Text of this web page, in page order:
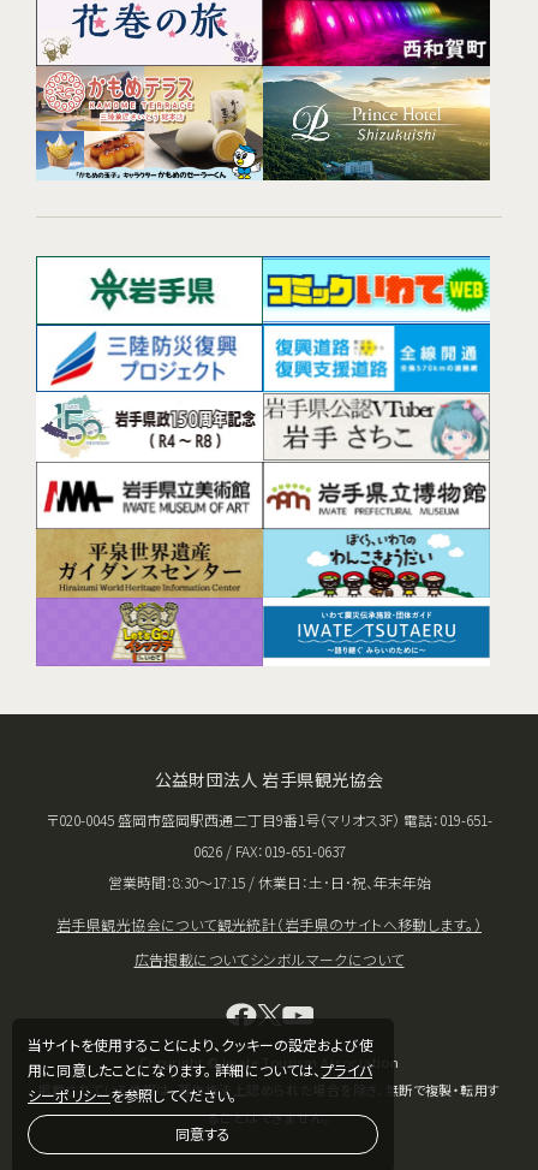
当サイトを使用することにより、クッキーの設定および使
用に同意したことになります。 詳細については、プライバ
シーポリシーを参照してください。
同意する
公益財団法人 岩手県観光協会
〒020-0045 盛岡市盛岡駅西通二丁目9番1号（マリオス3F） 電話：019-651-
0626 / FAX：019-651-0637
営業時間：8:30〜17:15 / 休業日：土･日･祝、年末年始
岩手県観光協会について観光統計（岩手県のサイトへ移動します。）
広告掲載についてシンボルマークについて
Copyright © Iwate Tourism Association
掲載されている情報は、著作権法上認められた場合を除き、無断で複製・転用す
ることはできません。